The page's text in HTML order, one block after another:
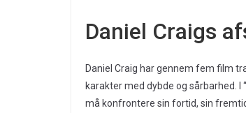
Daniel Craigs
Daniel Craig har gennem fem film
karakter med dybde og sårbarhed. I
må konfrontere sin fortid, sin